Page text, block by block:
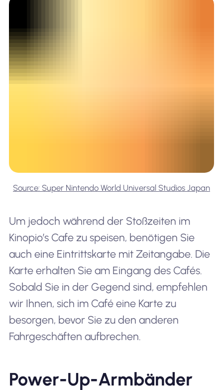
Source: Super Nintendo World Universal Studios Japan
Um jedoch während der Stoßzeiten im
Kinopio’s Cafe zu speisen, benötigen Sie
auch eine Eintrittskarte mit Zeitangabe. Die
Karte erhalten Sie am Eingang des Cafés.
Sobald Sie in der Gegend sind, empfehlen
wir Ihnen, sich im Café eine Karte zu
besorgen, bevor Sie zu den anderen
Fahrgeschäften aufbrechen.
Power-Up-Armbänder